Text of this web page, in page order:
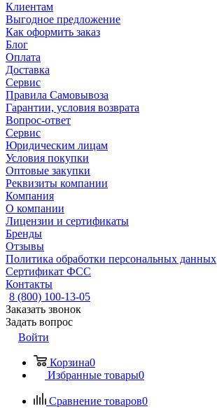
Клиентам
Выгодное предложение
Как оформить заказ
Блог
Оплата
Доставка
Сервис
Правила Самовывоза
Гарантии, условия возврата
Вопрос-ответ
Сервис
Юридическим лицам
Условия покупки
Оптовые закупки
Реквизиты компании
Компания
О компании
Лицензии и сертификаты
Бренды
Отзывы
Политика обработки персональных данных
Сертификат ФСС
Контакты
8 (800) 100-13-05
Заказать звонок
Задать вопрос
Войти
Корзина0
Избранные товары0
Сравнение товаров0